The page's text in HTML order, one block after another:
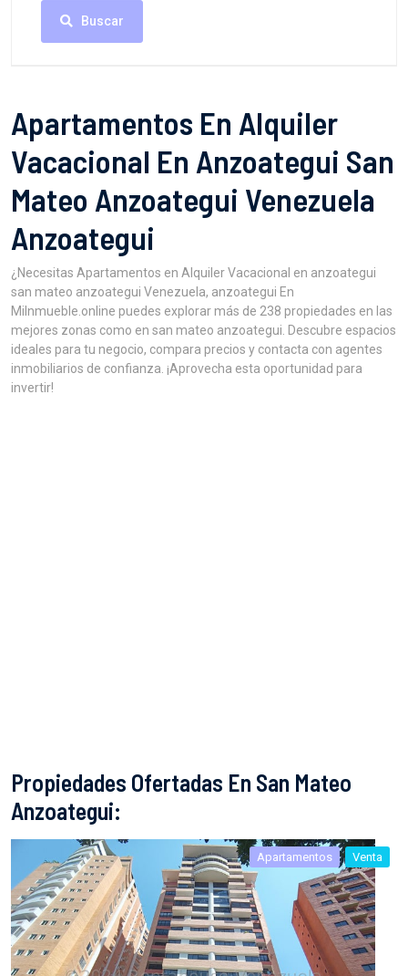
Buscar
Apartamentos En Alquiler
Vacacional En Anzoategui San
Mateo Anzoategui Venezuela
Anzoategui
¿Necesitas Apartamentos en Alquiler Vacacional en anzoategui
san mateo anzoategui Venezuela, anzoategui En
MiInmueble.online puedes explorar más de 238 propiedades en las
mejores zonas como en san mateo anzoategui. Descubre espacios
ideales para tu negocio, compara precios y contacta con agentes
inmobiliarios de confianza. ¡Aprovecha esta oportunidad para
invertir!
Propiedades Ofertadas En San Mateo
Anzoategui:
Apartamentos Venta